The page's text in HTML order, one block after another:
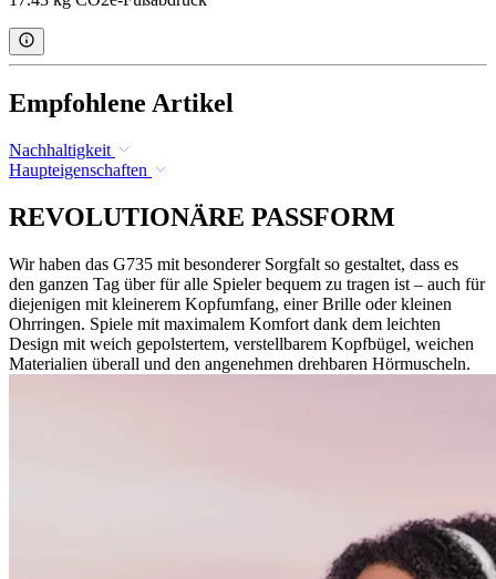
Empfohlene Artikel
Nachhaltigkeit
Haupteigenschaften
REVOLUTIONÄRE PASSFORM
Wir haben das G735 mit besonderer Sorgfalt so gestaltet, dass es
den ganzen Tag über für alle Spieler bequem zu tragen ist – auch für
diejenigen mit kleinerem Kopfumfang, einer Brille oder kleinen
Ohrringen. Spiele mit maximalem Komfort dank dem leichten
Design mit weich gepolstertem, verstellbarem Kopfbügel, weichen
Materialien überall und den angenehmen drehbaren Hörmuscheln.